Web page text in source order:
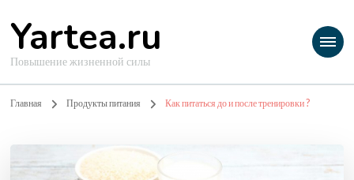
Yartea.ru
Повышение жизненной силы
Главная Продукты питания Как питаться до и после тренировки ?